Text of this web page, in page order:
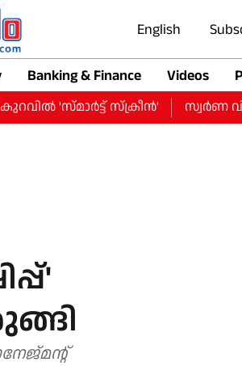
English
Banking & Finance Videos
'സ്മാര്‍ട്ട് സ്‌ക്രീന്‍' സ്വർണ വിലയിൽ